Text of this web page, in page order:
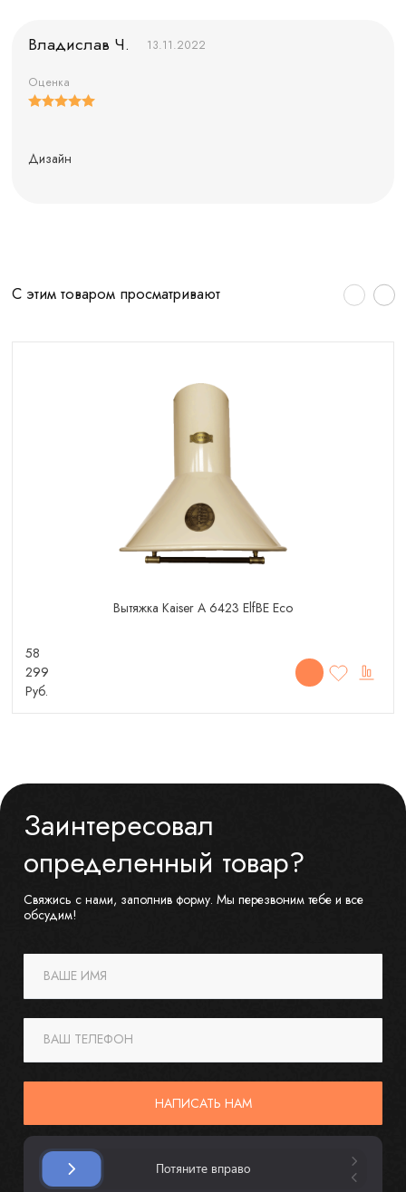
Владислав Ч. 13.11.2022
Оценка
Дизайн
С этим товаром просматривают
Вытяжка Kaiser A 6423 ElfBE Eco
58
299
Руб.
Заинтересовал
определенный товар?
Свяжись с нами, заполнив форму. Мы перезвоним тебе и все
обсудим!
ВАШЕ ИМЯ
ВАШ ТЕЛЕФОН
НАПИСАТЬ НАМ